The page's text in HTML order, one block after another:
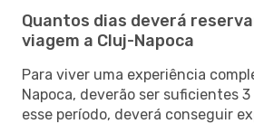
Quantos dias deverá
viagem a Cluj-Napoca
Para viver uma experiência
Napoca, deverão ser suficientes
esse período, deverá conseguir